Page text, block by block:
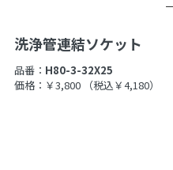
洗浄管連結ソケット
品番： H80-3-32X25
価格：￥3,800
（税込￥4,180）